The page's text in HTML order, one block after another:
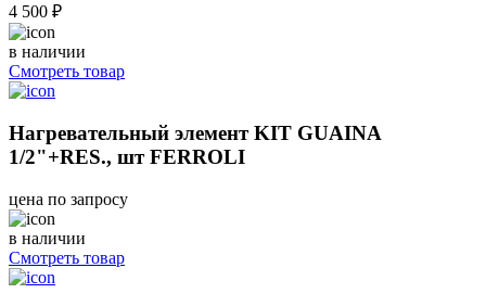
4 500 ₽
в наличии
Смотреть товар
Нагревательный элемент KIT GUAINA
1/2"+RES., шт FERROLI
цена по запросу
в наличии
Смотреть товар